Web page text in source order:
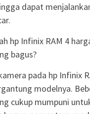
dapat
hp Infinix RAM 4
bagus?
pada hp Infinix
modelnya.
cukup mumpuni